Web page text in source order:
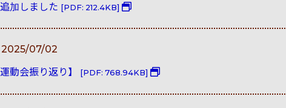
加しました [PDF: 212.4KB]
2025/07/02
動会振り返り】
[PDF: 768.94KB]